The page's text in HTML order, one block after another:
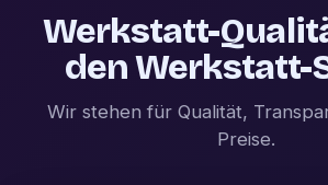
Werkstatt-
den Werkstatt-
Wir stehen für Qualität,
Preise.